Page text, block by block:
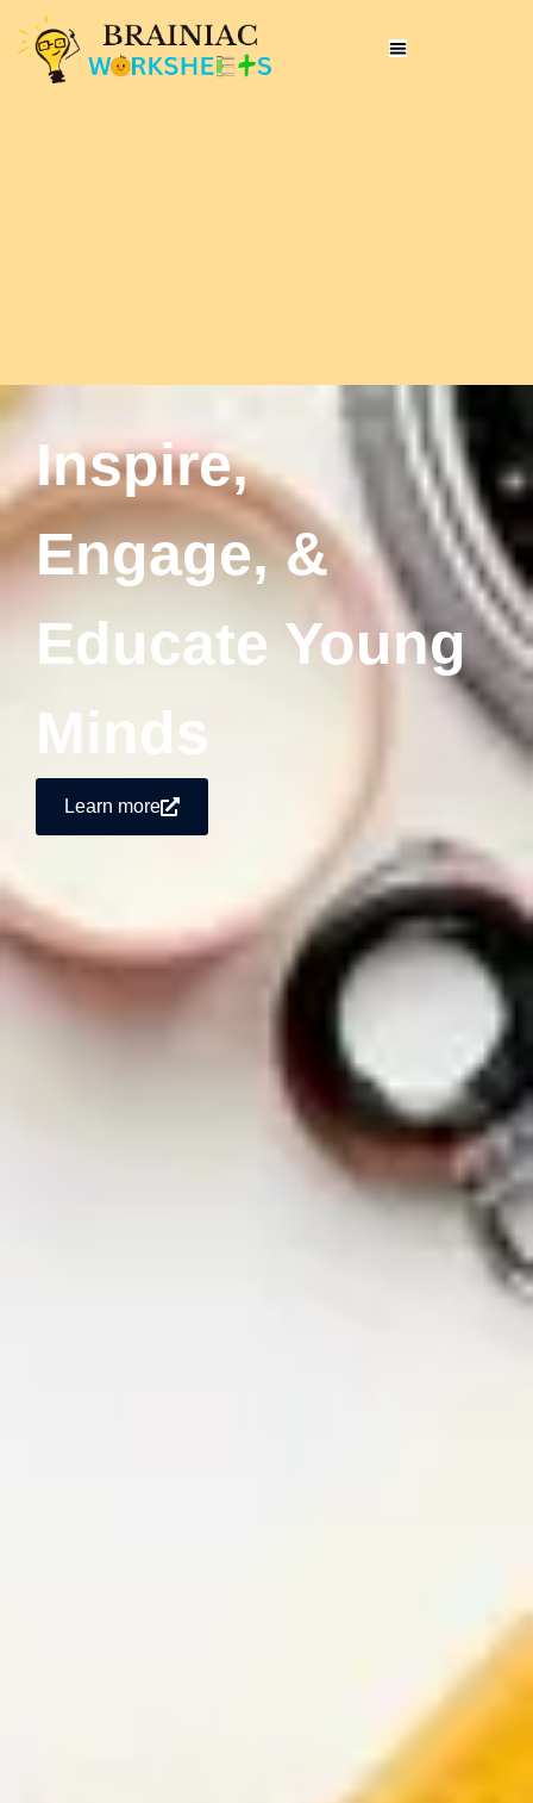
Inspire,
Engage, &
Educate Young
Minds
Learn more